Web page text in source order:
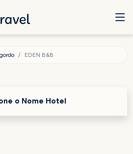
EDEN B&B
o Nome Hotel